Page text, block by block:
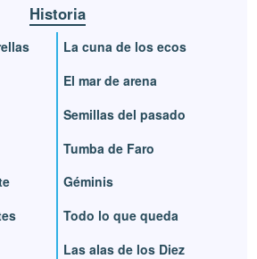
Historia
La cuna de los ecos
El mar de arena
Semillas del pasado
Tumba de Faro
Géminis
Todo lo que queda
Las alas de los Diez